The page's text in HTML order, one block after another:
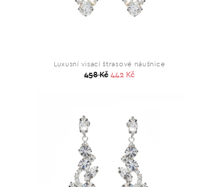
Luxusní visací štrasové náušnice
458 Kč 442 Kč